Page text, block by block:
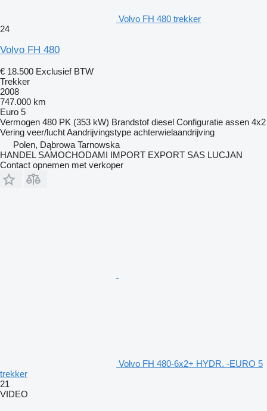
Volvo FH 480 trekker
24
Volvo FH 480
€ 18.500 Exclusief BTW
Trekker
2008
747.000 km
Euro 5
Vermogen 480 PK (353 kW) Brandstof diesel Configuratie assen 4x2
Vering veer/luchtAandrijvingstype achterwielaandrijving
Polen, Dąbrowa Tarnowska
HANDEL SAMOCHODAMI IMPORT EXPORT SAS LUCJAN
Contact opnemen met verkoper
Volvo FH 480-6x2+ HYDR. -EURO 5
trekker
21
VIDEO